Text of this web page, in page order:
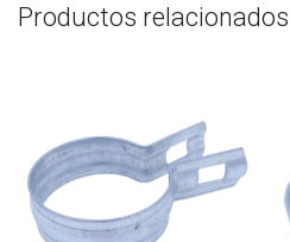
Productos relacionados